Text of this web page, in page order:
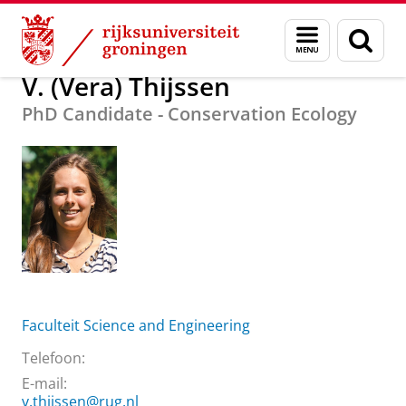
Skip
Content
Skip
Navigation
Menu
en
zoeken
Over ons V. (Vera) Thijssen
V. (Vera) Thijssen
PhD Candidate - Conservation Ecology
Faculteit Science and Engineering
Telefoon:
E-mail:
v.thijssen@rug.nl